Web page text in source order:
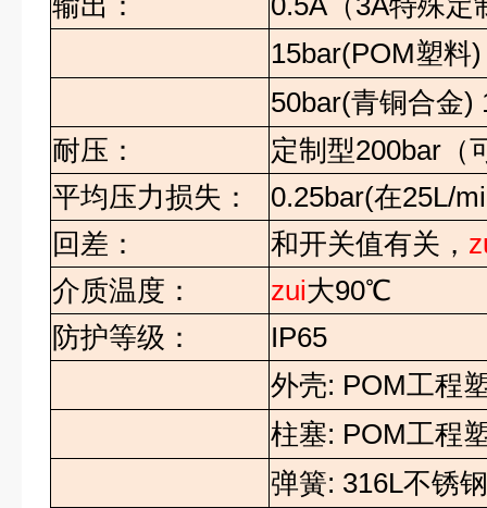
15bar(POM塑料)
50bar(青铜合金)
耐压：
定制型200bar
平均压力损失：
0.25bar(在25L/
回差：
和开关值有关，
介质温度：
zui大90℃
防护等级：
IP65
外壳: POM工程
柱塞: POM工程
弹簧: 316L不锈